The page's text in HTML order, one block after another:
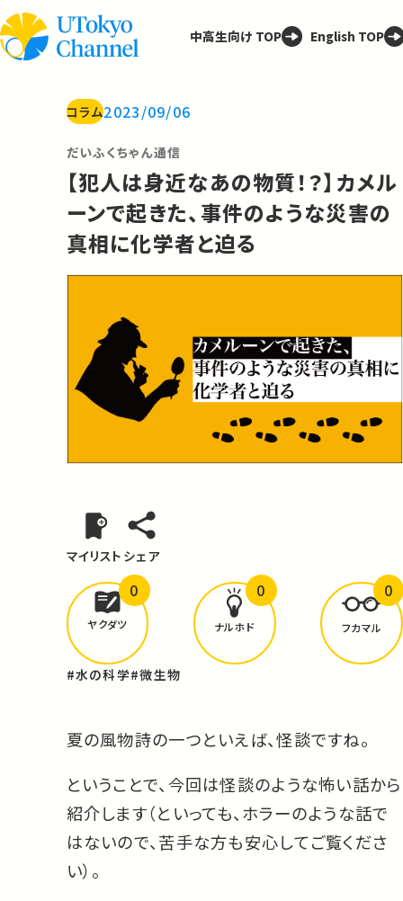
中高生向け TOP English TOP
コラム2023/09/06
だいふくちゃん通信
【犯人は身近なあの物質！？】カメル
ーンで起きた、事件のような災害の
真相に化学者と迫る
マイリスト シェア
どんな学びがありましたか？
ヤクダツ
0
ナルホド
0
フカマル
0
#水の科学#微生物
夏の風物詩の一つといえば、怪談ですね。
ということで、今回は怪談のような怖い話から
紹介します（といっても、ホラーのような話で
はないので、苦手な方も安心してご覧くださ
い）。